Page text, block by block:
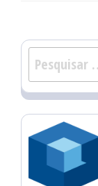
Pesquisar
por: